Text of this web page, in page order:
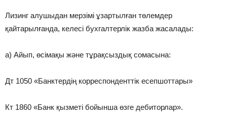
Лизинг алушыдан мерзімі ұзартылған төлемдер
қайтарылғанда, келесі бухгалтерлік жазба жасалады:
а) Айып, өсімақы және тұрақсыздық сомасына:
Дт 1050 «Банктердің корреспонденттік есепшоттары»
Кт 1860 «Банк қызметі бойынша өзге дебиторлар».